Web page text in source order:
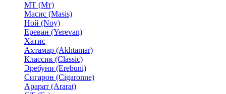
MT (Мт)
Масис (Masis)
Ной (Noy)
Ереван (Yerevan)
Хатис
Ахтамар (Akhtamar)
Классик (Classic)
Эребуни (Erebuni)
Сигарон (Cigaronne)
Арарат (Ararat)